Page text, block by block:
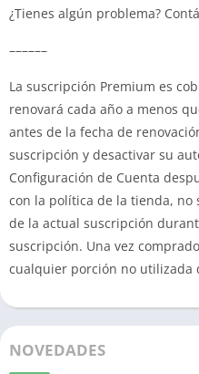
¿Tienes algún problema?
––––––
La suscripción Premium es
renovará cada año a menos
antes de la fecha de
suscripción y desactivar su
Configuración de Cuenta
con la política de la tienda, no
de la actual suscripción
suscripción. Una vez
cualquier porción no utilizada
NOVEDADES